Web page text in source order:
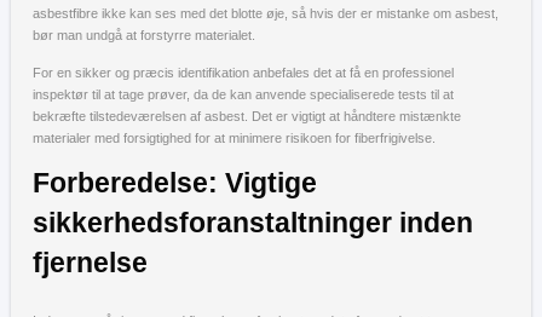
asbestfibre ikke kan ses med det blotte øje, så hvis der er mistanke om asbest,
bør man undgå at forstyrre materialet.
For en sikker og præcis identifikation anbefales det at få en professionel
inspektør til at tage prøver, da de kan anvende specialiserede tests til at
bekræfte tilstedeværelsen af asbest. Det er vigtigt at håndtere mistænkte
materialer med forsigtighed for at minimere risikoen for fiberfrigivelse.
Forberedelse: Vigtige
sikkerhedsforanstaltninger inden
fjernelse